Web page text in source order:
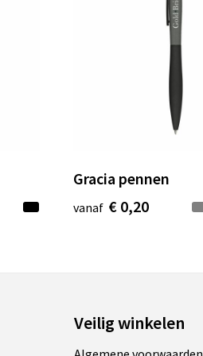
Gracia pennen
vanaf € 0,20
Veilig winkelen